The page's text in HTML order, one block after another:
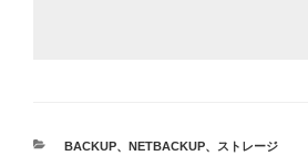
カ
BACKUP、 NETBACKUP、 ストレージ